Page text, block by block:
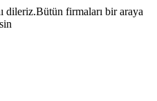
dileriz.Bütün firmaları bir araya